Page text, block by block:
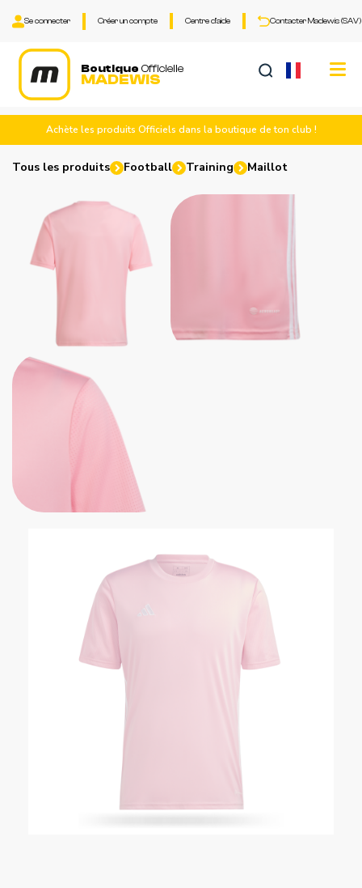
Centre d'aide Contacter Madewis (SAV)
Créer un compte
Se connecter
Boutique Officielle
MADEWIS
Achète les produits Officiels dans la boutique de ton club !
Tous les produits Football Training Maillot